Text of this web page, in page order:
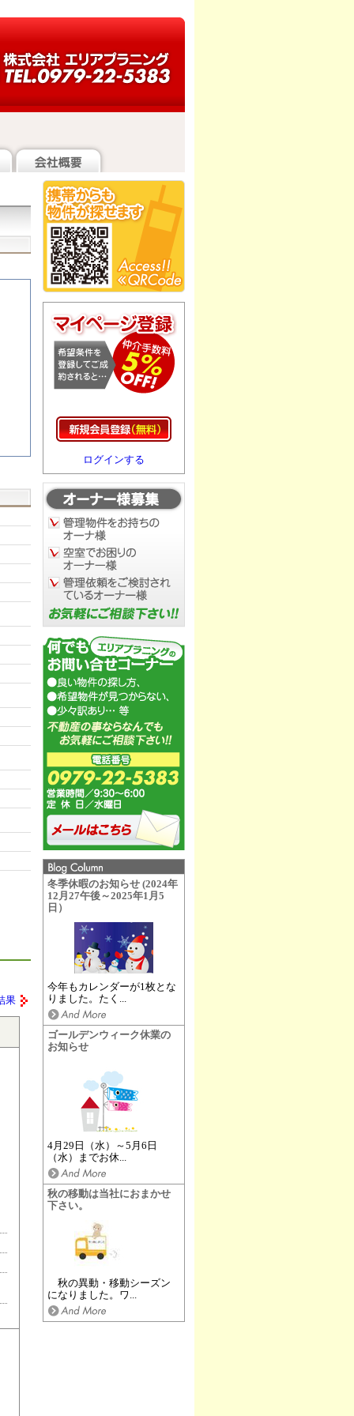
ログインする
冬季休暇のお知らせ (2024年
12月27午後～2025年1月5
日）
今年もカレンダーが1枚とな
りました。たく...
ゴールデンウィーク休業の
お知らせ
4月29日（水）～5月6日
（水）までお休...
秋の移動は当社におまかせ
下さい。
秋の異動・移動シーズン
になりました。ワ...
果